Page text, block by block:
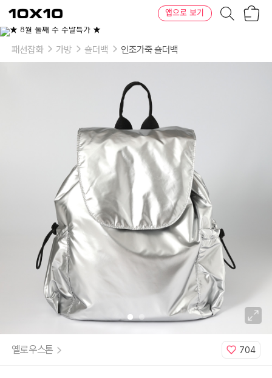
텐
바
텐
앱으로 보기
패션잡화 가방 숄더백 인조가죽 숄더백
옐로우스톤 704